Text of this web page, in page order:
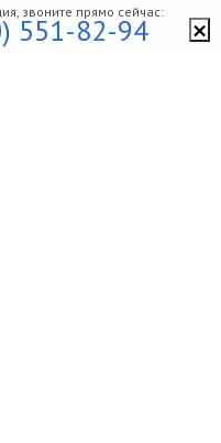
×
звоните прямо сейчас:
551-82-94